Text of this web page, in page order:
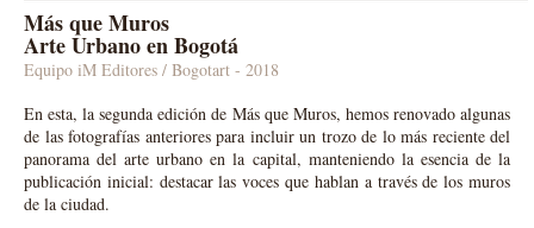
Más que Muros
Arte Urbano en Bogotá
Equipo iM Editores / Bogotart - 2018
En esta, la segunda edición de Más que Muros, hemos renovado algunas
de las fotografías anteriores para incluir un trozo de lo más reciente del
panorama del arte urbano en la capital, manteniendo la esencia de la
publicación inicial: destacar las voces que hablan a través de los muros
de la ciudad.